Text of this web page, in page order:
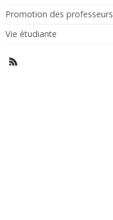
Promotion des professeurs
Vie étudiante